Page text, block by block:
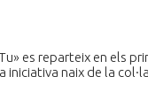
es reparteix en els
iniciativa naix de la